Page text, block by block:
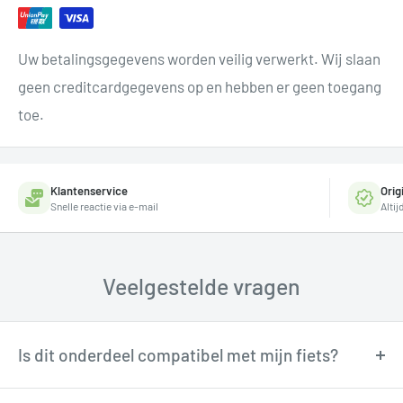
Uw betalingsgegevens worden veilig verwerkt. Wij slaan
geen creditcardgegevens op en hebben er geen toegang
toe.
Klantenservice
Snelle reactie via e-mail
Veelgestelde vragen
Is dit onderdeel compatibel met mijn fiets?
Onze fietstechnici kunnen je adviseren over